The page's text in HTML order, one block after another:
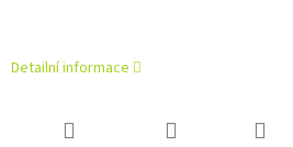
Detailní informace